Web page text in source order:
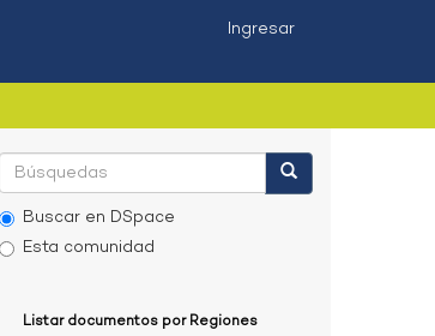
Ingresar
Buscar en DSpace
Esta comunidad
Listar documentos por Regiones